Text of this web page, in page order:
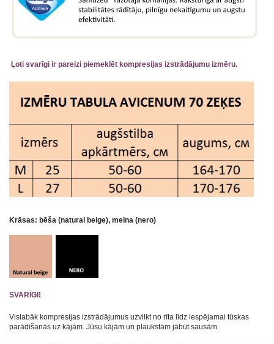
Ļoti svarīgi ir pareizi piemeklēt kompresijas izstrādājumu izmēru.
Krāsas: bēša (natural beige), melna (nero)
SVARĪGI!
Vislabāk kompresijas izstrādājumus uzvilkt no rīta līdz iespējamai tūskas
parādīšanās uz kājām. Jūsu kājām un plaukstām jābūt sausām.